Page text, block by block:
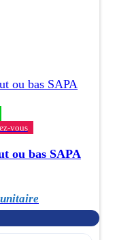
vous
ou bas SAPA